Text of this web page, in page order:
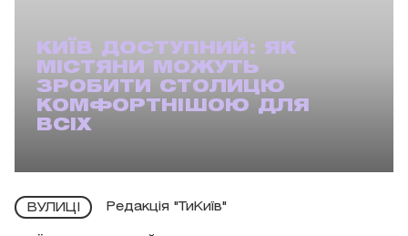
КИЇВ ДОСТУПНИЙ: ЯК
МІСТЯНИ МОЖУТЬ
ЗРОБИТИ СТОЛИЦЮ
КОМФОРТНІШОЮ ДЛЯ
ВСІХ
ВУЛИЦІ Редакція "ТиКиїв"